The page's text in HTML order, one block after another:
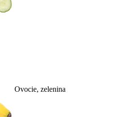
Ovocie, zelenina